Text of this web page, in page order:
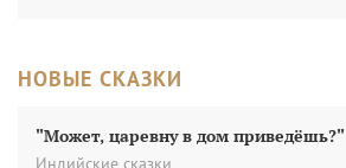
НОВЫЕ СКАЗКИ
"Может, царевну в дом приведёшь?"
Индийские сказки